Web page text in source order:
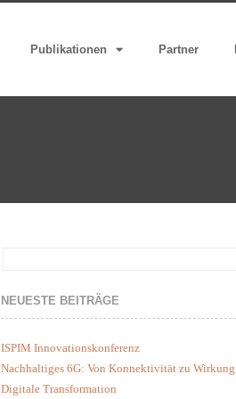
Publikationen Partner
NEUESTE BEITRÄGE
ISPIM Innovationskonferenz
Nachhaltiges 6G: Von Konnektivität zu Wirkung
Digitale Transformation